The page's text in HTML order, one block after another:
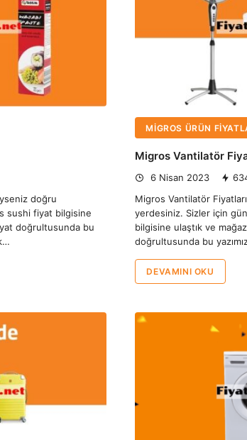
doğru
sushi fiyat bilgisine
doğrultusunda bu
MIGROS ÜRÜN
Migros Vantilatör
6 Nisan 2023
Migros Vantilatör
yerdesiniz. Sizler için
bilgisine ulaştık ve
doğrultusunda bu
DEVAMINI OKU